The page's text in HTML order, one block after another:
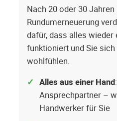
Nach 20 oder 30
Rundumerneuerung
dafür, dass alles wieder
funktioniert und Sie
wohlfühlen.
Alles aus einer Hand
Ansprechpartner –
Handwerker für Sie